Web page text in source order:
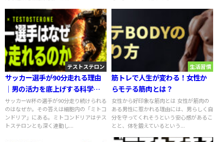
テストステロン
サッカー選手が90分走れる理由
｜男の活力を底上げする科学的
メカニズム
サッカーW杯の選手が90分走り続けられる
のはなぜか。その答えは細胞内の「ミトコ
ンドリア」にある。ミトコンドリアはテス
トステロンとも深く連動し...
生活習慣
筋トレで人生が変わる！女性か
らモテる筋肉とは？
女性から好印象な筋肉とは 女性が筋肉の
ある男性に惹かれる理由には、男らしく自
分を守ってくれそうという安心感があるこ
とと、体を鍛えているという...